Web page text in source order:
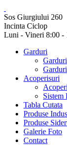
Sos Giurgiului 260
Incinta Ciclop
Luni - Vineri 8:00 -
Garduri
Acoperisuri
Sistem
Tabla Cutata
Produse
Produse
Galerie Foto
Contact